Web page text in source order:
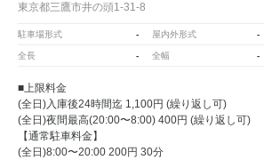
東京都三鷹市井の頭1-31-8
駐車場形式 - 屋内外形式 -
全長 - 全幅 -
■上限料金
(全日)入庫後24時間迄 1,100円 (繰り返し可)
(全日)夜間最高(20:00〜8:00) 400円 (繰り返し可)
【通常駐車料金】
(全日)8:00〜20:00 200円 30分